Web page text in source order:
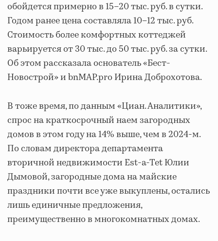
обойдется примерно в 15–20 тыс. руб. в сутки.
Годом ранее цена составляла 10–12 тыс. руб.
Стоимость более комфортных коттеджей
варьируется от 30 тыс. до 50 тыс. руб. за сутки.
Об этом рассказала основатель «Бест-
Новострой» и bnMAP.pro Ирина Доброхотова.
В тоже время, по данным «Циан. Аналитики»,
спрос на краткосрочный наем загородных
домов в этом году на 14% выше, чем в 2024-м.
По словам директора департамента
вторичной недвижимости Est-a-Tet Юлии
Дымовой, загородные дома на майские
праздники почти все уже выкуплены, остались
лишь единичные предложения,
преимущественно в многокомнатных домах.